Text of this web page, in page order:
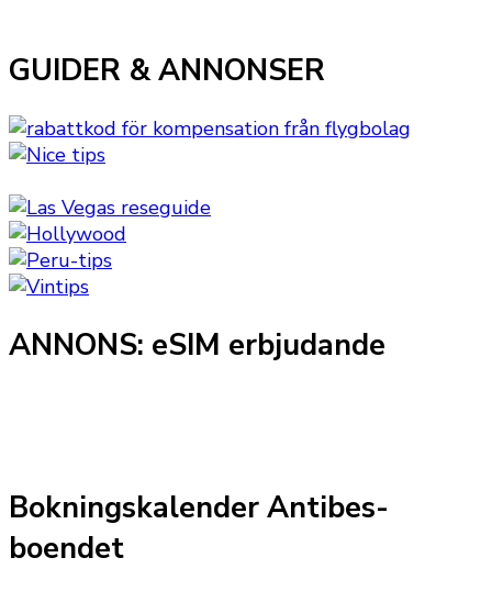
GUIDER & ANNONSER
ANNONS: eSIM erbjudande
Bokningskalender Antibes-
boendet